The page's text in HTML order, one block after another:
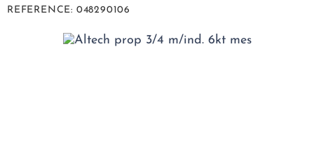
REFERENCE 048290106